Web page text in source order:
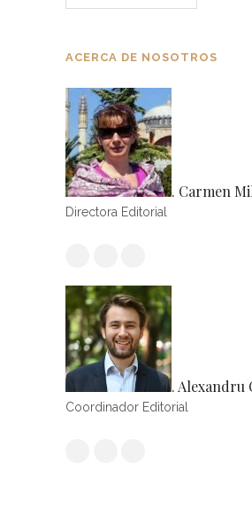
ACERCA DE NOSOTROS
. Carmen
Directora Editorial
. Alexandru
Coordinador Editorial